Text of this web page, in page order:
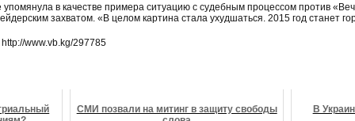
упомянула в качестве примера ситуацию с судебным процессом против
захватом. «В целом картина стала ухудшаться. 2015 год станет
www.vb.kg/297785
СМИ позвали на митинг в защиту свободы
В